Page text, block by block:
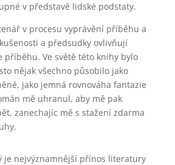
v představě lidské podstaty.
v procesu vyprávění příběhu a
a předsudky ovlivňují
příběhu. Ve světě této knihy bylo
nějak všechno působilo jako
jako jemná rovnováha fantazie
mě uhranul, aby mě pak
zanechajíc mě s stažení zdarma​
je nejvýznamnější přínos literatury